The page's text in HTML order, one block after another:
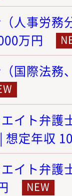
人事労務
万円
国際法務
イト弁護
想定年収
イト弁護